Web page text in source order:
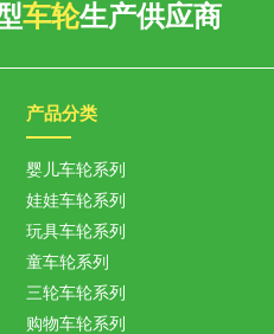
车轮生产供应商
产品分类
婴儿车轮系列
娃娃车轮系列
玩具车轮系列
童车轮系列
三轮车轮系列
购物车轮系列